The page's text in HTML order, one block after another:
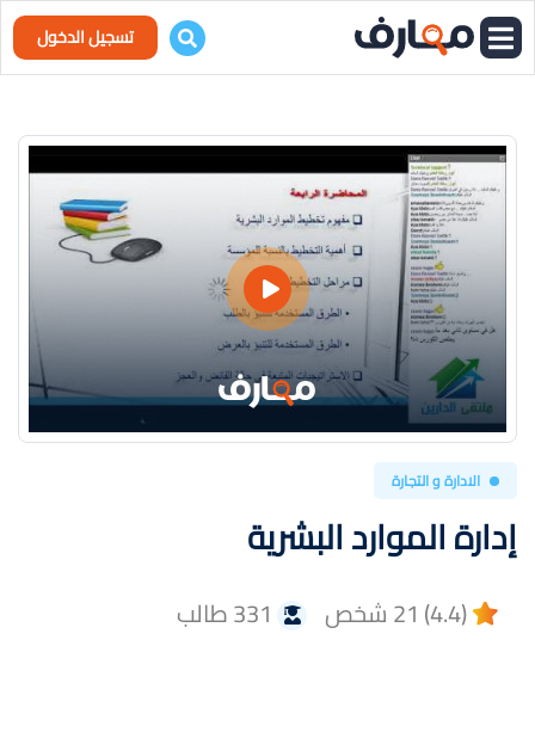
تسجيل الدخول
الادارة و التجارة
إدارة الموارد البشرية
(4.4) 21 شخص 331 طالب